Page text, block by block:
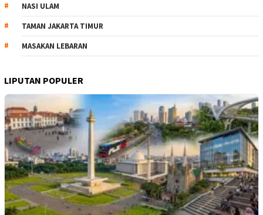
NASI ULAM
TAMAN JAKARTA TIMUR
MASAKAN LEBARAN
LIPUTAN POPULER